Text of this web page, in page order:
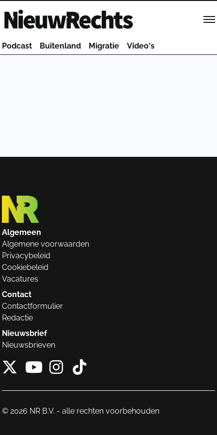
Homepage van NieuwRechts
Podcast Buitenland Migratie Video's
Algemeen
Algemene voorwaarden
Privacybeleid
Cookiebeleid
Vacatures
Contact
Contactformulier
Redactie
Nieuwsbrief
Nieuwsbrieven
X van NieuwRechts
Instagram van
Tiktok van
© 2026 NR B.V. - alle rechten voorbehouden